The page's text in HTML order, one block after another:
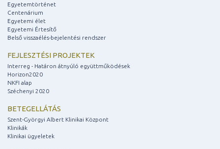
Egyetemtörténet
Centenárium
Egyetemi élet
Egyetemi Értesítő
Belső visszaélés-bejelentési rendszer
FEJLESZTÉSI PROJEKTEK
Interreg - Határon átnyúló együttműködések
Horizon2020
NKFI alap
Széchenyi 2020
BETEGELLÁTÁS
Szent-Györgyi Albert Klinikai Központ
Klinikák
Klinikai ügyeletek